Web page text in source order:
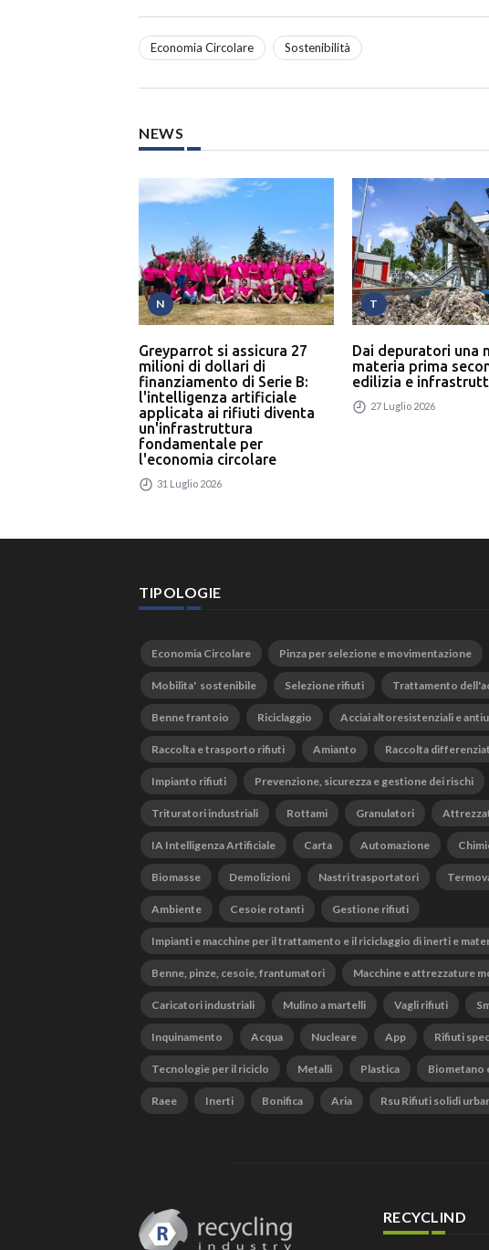
Economia Circolare Sostenibilità
NEWS
N
Greyparrot si assicura 27
milioni di dollari di
finanziamento di Serie B:
l'intelligenza artificiale
applicata ai rifiuti diventa
un'infrastruttura
fondamentale per
l'economia circolare
31 Luglio 2026
T
Dai depuratori una
materia prima
edilizia e
27 Luglio 2026
TIPOLOGIE
Economia Circolare Pinza per selezione e movimentazione
Mobilita' sostenibile Selezione rifiuti Trattamento
Benne frantoio Riciclaggio Acciai altoresistenziali e
Raccolta e trasporto rifiuti Amianto Raccolta
Impianto rifiuti Prevenzione, sicurezza e gestione dei rischi
Trituratori industriali Rottami Granulatori
IA Intelligenza Artificiale Carta Automazione
Biomasse Demolizioni Nastri trasportatori
Ambiente Cesoie rotanti Gestione rifiuti
Impianti e macchine per il trattamento e il riciclaggio di inerti e
Benne, pinze, cesoie, frantumatori Macchine e attrezzature
Caricatori industriali Mulino a martelli Vagli rifiuti
Inquinamento Acqua Nucleare App Rifiuti
Tecnologie per il riciclo Metalli Plastica Biometano
Raee Inerti Bonifica Aria Rsu Rifiuti solidi
RECYCLIND